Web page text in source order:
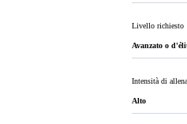
Livello richiesto
Avanzato o
Intensità di
Alto